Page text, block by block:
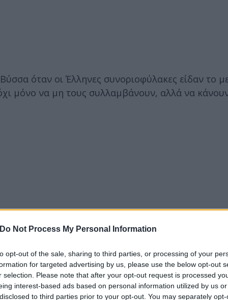
Do Not Process My Personal Information
opt-out of the sale, sharing to third parties, or processing of your
for targeted advertising by us, please use the below opt-out
selection. Please note that after your opt-out request is processed
interest-based ads based on personal information utilized by us
to third parties prior to your opt-out. You may separately
όταν οι Έλληνες συνοριοφύλακες είδαν το
μόνο να μη τους συλλαμβάνουν, αλλά να κάνουν
ανάμεσά τους παιδιά.